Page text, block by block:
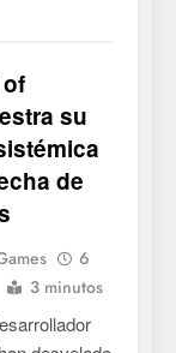
su
de
6
3 minutos
una granja
de álbum
que llega
Wars